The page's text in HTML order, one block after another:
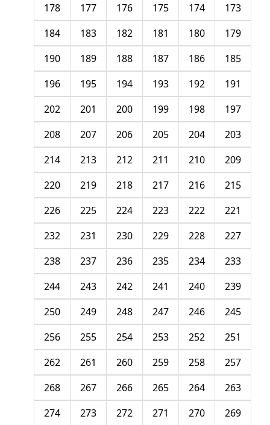
173
174
175
176
177
178
179
180
181
182
183
184
185
186
187
188
189
190
191
192
193
194
195
196
197
198
199
200
201
202
203
204
205
206
207
208
209
210
211
212
213
214
215
216
217
218
219
220
221
222
223
224
225
226
227
228
229
230
231
232
233
234
235
236
237
238
239
240
241
242
243
244
245
246
247
248
249
250
251
252
253
254
255
256
257
258
259
260
261
262
263
264
265
266
267
268
269
270
271
272
273
274